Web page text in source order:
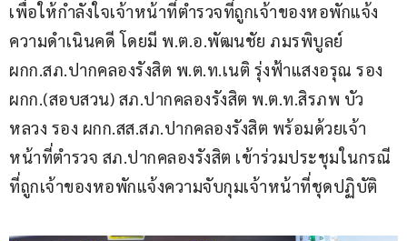
เพื่อให้กำลังใจเจ้าหน้าที่ตำรวจที่ถูกเจ้าของหอพักแจ้ง
ความดำเนินคดี โดยมี พ.ต.อ.พัฒนชัย ภมรพิบูลย์
ผกก.สภ.ปากคลองรังสิต พ.ต.ท.เนติ รุ่งฟ้าแสงอรุณ รอง
ผกก.(สอบสวน) สภ.ปากคลองรังสิต พ.ต.ท.สิรภพ บัว
หลวง รอง ผกก.สส.สภ.ปากคลองรังสิต พร้อมด้วยเจ้า
หน้าที่ตำรวจ สภ.ปากคลองรังสิต เข้าร่วมประชุมในกรณี
ที่ถูกเจ้าของหอพักแจ้งความจับกุมเจ้าหน้าที่ชุดปฏิบัติ